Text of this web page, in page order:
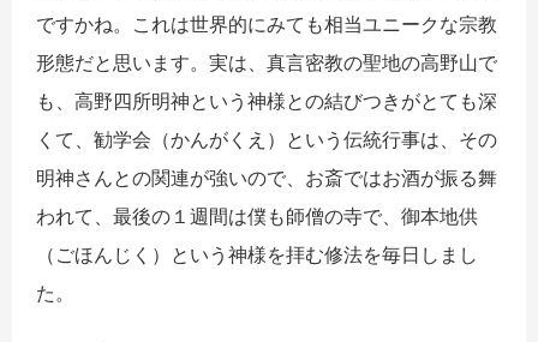
ですかね。これは世界的にみても相当ユニークな宗教
形態だと思います。実は、真言密教の聖地の高野山で
も、高野四所明神という神様との結びつきがとても深
くて、勧学会（かんがくえ）という伝統行事は、その
明神さんとの関連が強いので、お斎ではお酒が振る舞
われて、最後の１週間は僕も師僧の寺で、御本地供
（ごほんじく）という神様を拝む修法を毎日しまし
た。